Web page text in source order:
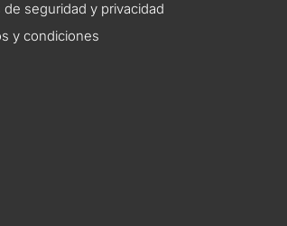
de seguridad y privacidad
y condiciones